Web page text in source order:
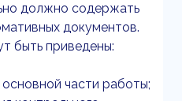
должно содержать
документов.
быть приведены:
части работы;